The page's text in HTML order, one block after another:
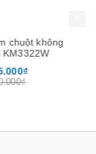
ốp trần 3
đố AC3000
Homa